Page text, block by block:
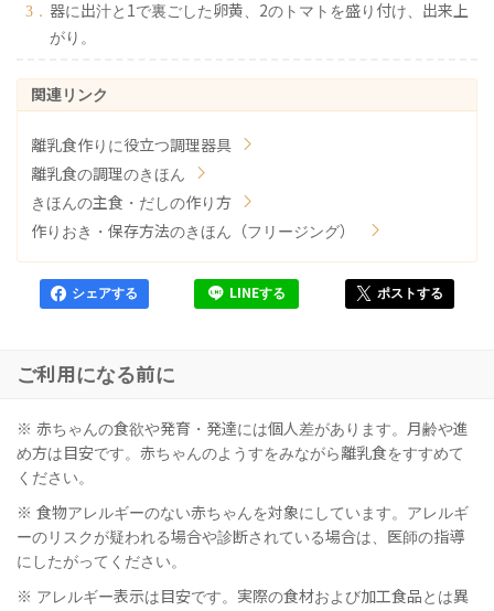
器に出汁と1で裏ごした卵黄、2のトマトを盛り付け、出来上
がり。
離乳食作りに役立つ調理器具
離乳食の調理のきほん
きほんの主食・だしの作り方
作りおき・保存方法のきほん（フリージング）
シェアする LINEする ポストする
ご利用になる前に
※ 赤ちゃんの食欲や発育・発達には個人差があります。月齢や進
め方は目安です。赤ちゃんのようすをみながら離乳食をすすめて
ください。
※ 食物アレルギーのない赤ちゃんを対象にしています。アレルギ
ーのリスクが疑われる場合や診断されている場合は、医師の指導
にしたがってください。
※ アレルギー表示は目安です。実際の食材および加工食品とは異